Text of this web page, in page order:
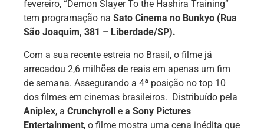
fevereiro, “Demon Slayer To the Hashira Training”
tem programação na Sato Cinema no Bunkyo (Rua
São Joaquim, 381 – Liberdade/SP).
Com a sua recente estreia no Brasil, o filme já
arrecadou 2,6 milhões de reais em apenas um fim
de semana. Assegurando a 4ª posição no top 10
dos filmes em cinemas brasileiros. Distribuído pela
Aniplex, a Crunchyroll e a Sony Pictures
Entertainment, o filme mostra uma cena inédita que